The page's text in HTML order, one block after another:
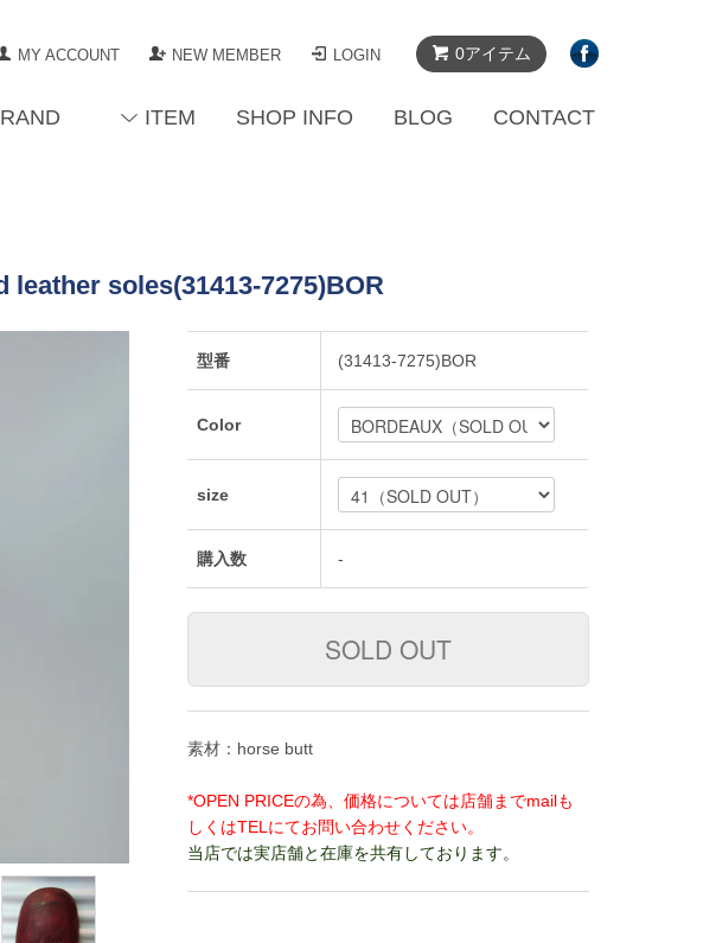
0アイテム
MY ACCOUNT NEW MEMBER LOGIN
ITEM SHOP INFO BLOG CONTACT
soles(31413-7275)BOR
型番 (31413-7275)BOR
Color
size
購入数 -
素材：horse butt
*OPEN PRICEの為、価格については店舗までmailも
しくはTELにてお問い合わせください。
当店では実店舗と在庫を共有しております。